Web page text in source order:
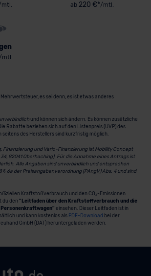
ab 220 €*/mtl.
/mtl.
es sei denn, es ist etwas anderes
und können sich ändern. Es können zusätzliche
Rabatte beziehen sich auf den Listenpreis (UVP) des
seitens des Herstellers sind kurzfristig möglich.
Finanzierung und Vario-Finanzierung ist Mobility Concept
82041 Oberhaching). Für die Annahme eines Antrags ist
Alle Angaben sind unverbindlich und entsprechen
6a der Preisangabenverordnung (PAngV) Abs. 4 und sind
Kraftstoffverbrauch und den CO₂-Emissionen
du den "Leitfaden über den Kraftstoffverbrauch und die
Personenkraftwagen" einsehen. Dieser Leitfaden ist in
und kann kostenlos als PDF-Download bei der
GmbH (DAT) heruntergeladen werden.